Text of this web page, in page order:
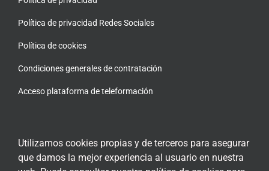
Política de privacidad Redes Sociales
Política de cookies
Condiciones generales de contratación
Acceso plataforma de teleformación
ENCUÉNTRANOS EN LAS REDES SOCIALES
Utilizamos cookies propias y de terceros para asegurar
que damos la mejor experiencia al usuario en nuestra